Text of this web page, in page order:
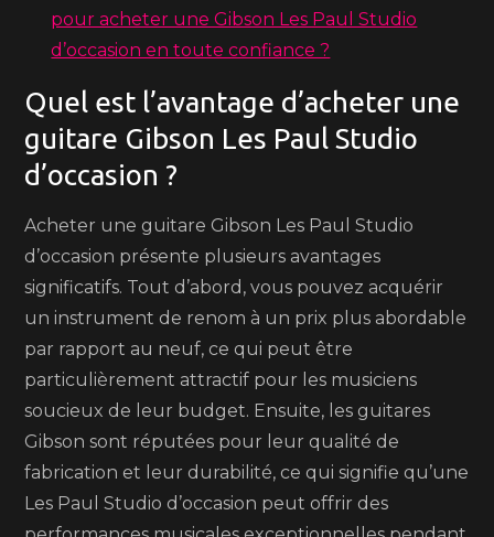
pour acheter une Gibson Les Paul Studio
d’occasion en toute confiance ?
Quel est l’avantage d’acheter une
guitare Gibson Les Paul Studio
d’occasion ?
Acheter une guitare Gibson Les Paul Studio
d’occasion présente plusieurs avantages
significatifs. Tout d’abord, vous pouvez acquérir
un instrument de renom à un prix plus abordable
par rapport au neuf, ce qui peut être
particulièrement attractif pour les musiciens
soucieux de leur budget. Ensuite, les guitares
Gibson sont réputées pour leur qualité de
fabrication et leur durabilité, ce qui signifie qu’une
Les Paul Studio d’occasion peut offrir des